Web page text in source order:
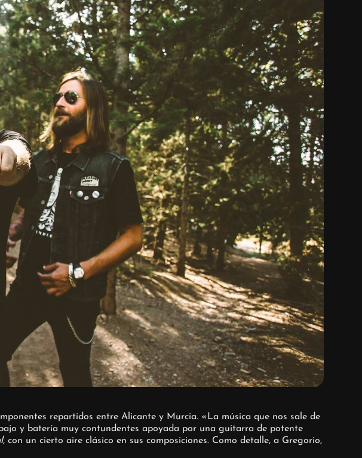
repartidos entre Alicante y Murcia. «La música que nos sale de
y batería muy contundentes apoyada por una guitarra de potente
, con un cierto aire clásico en sus composiciones. Como detalle, a Gregorio,